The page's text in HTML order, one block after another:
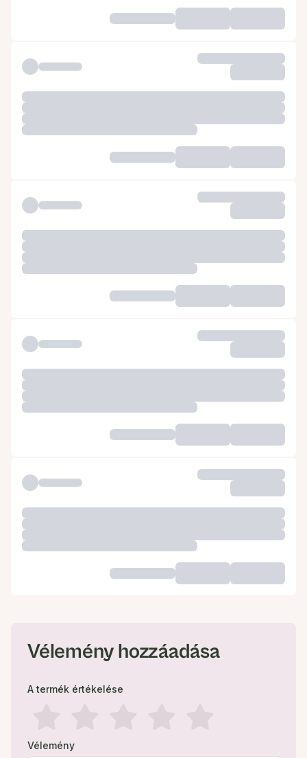
Vélemény hozzáadása
A termék értékelése
Vélemény